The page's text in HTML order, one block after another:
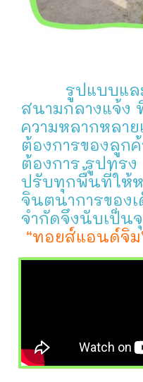
รูปแบบและสี
สนามกลางแจ้ง
ความหลากหลา
ต้องการของลูก
ต้องการ รูปทร
ปรับทุกพื้นที่ให้ห
จินตนาการของ
จำกัดจึงนับเป็น
“ทอยส์แอนด์จิม